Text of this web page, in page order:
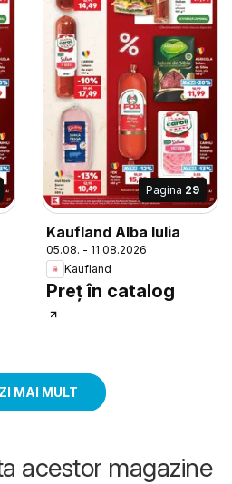
Pagina 29
Kaufland Alba Iulia
05.08. - 11.08.2026
Kaufland
Preț în catalog
MAI MULT
acestor magazine